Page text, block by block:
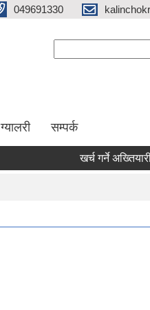
049691330
ग्यालरी सम्पर्क
खर्च गर्ने